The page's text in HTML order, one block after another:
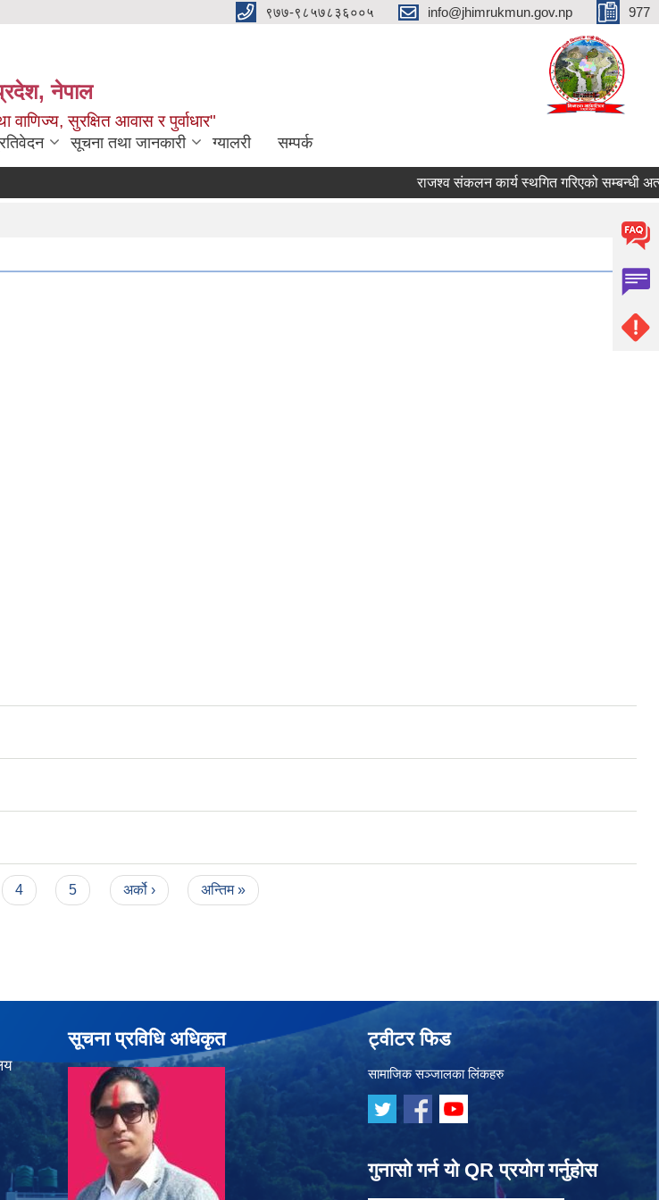
९७७-९८५७८३६००५ info@jhimrukmun.gov.np 977
नेपाल
सुरक्षित आवास र पुर्वाधार"
सूचना तथा जानकारी ग्यालरी सम्पर्क
राजश्व संकलन कार्य स्थगित गरिएको सम्बन्धी
4 5 अर्को › अन्तिम »
सूचना प्रविधि अधिकृत ट्वीटर फिड
सामाजिक सञ्जालका लिंकहरु
गुनासो गर्न यो QR प्रयोग गर्नुहोस